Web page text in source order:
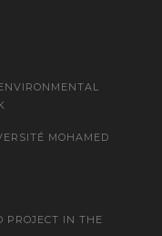
MOHAMED
PROJECT IN THE